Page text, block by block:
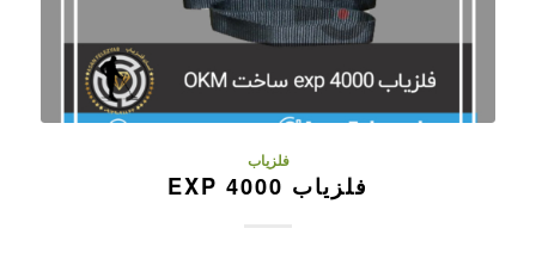
فلزیاب
فلزیاب 4000 EXP